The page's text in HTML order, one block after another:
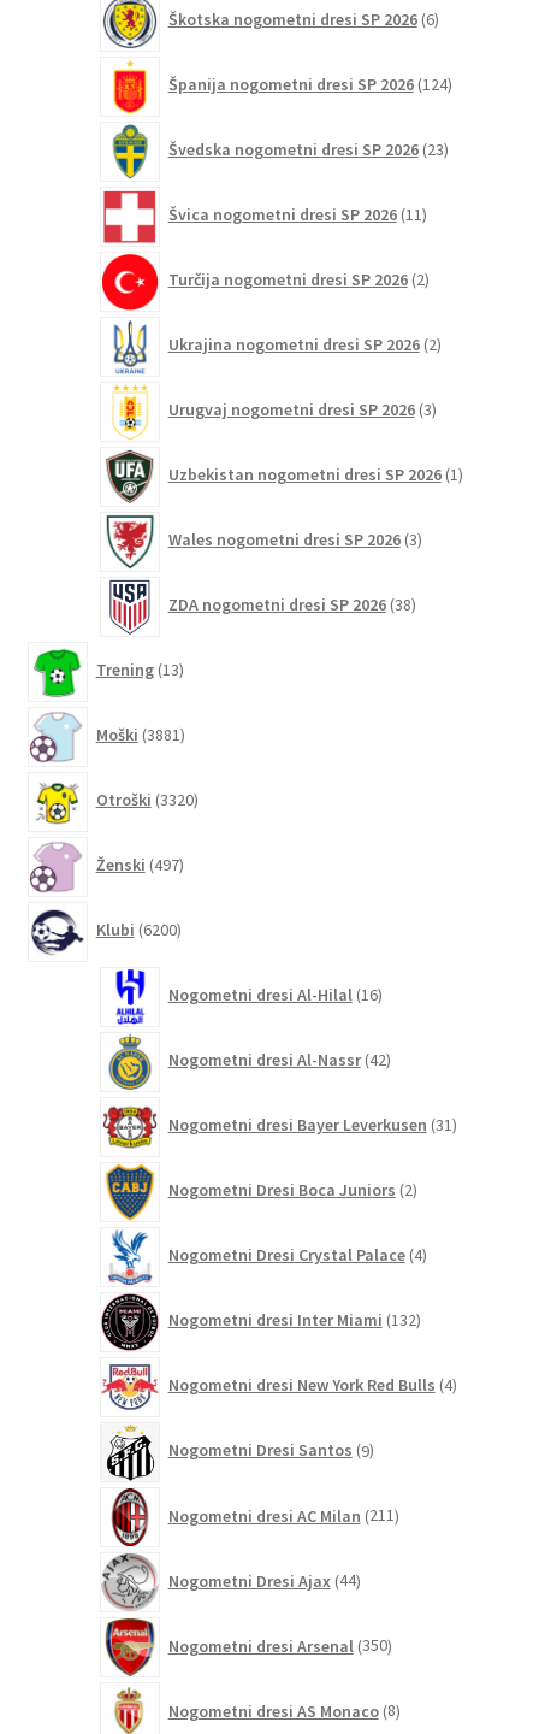
Škotska nogometni dresi SP 2026 6izdelkov
Španija nogometni dresi SP 2026 124izdelkov
Švedska nogometni dresi SP 2026 23izdelkov
Švica nogometni dresi SP 2026 11izdelkov
Turčija nogometni dresi SP 2026 2izdelka
Ukrajina nogometni dresi SP 2026 2izdelka
Urugvaj nogometni dresi SP 2026 3izdelki
Uzbekistan nogometni dresi SP 2026 1izdelek
Wales nogometni dresi SP 2026 3izdelki
ZDA nogometni dresi SP 2026 38izdelkov
Trening 13izdelkov
Moški 3881izdelkov
Otroški 3320izdelkov
Ženski 497izdelkov
Klubi 6200izdelkov
Nogometni dresi Al-Hilal 16izdelkov
Nogometni dresi Al-Nassr 42izdelkov
Nogometni dresi Bayer Leverkusen 31izdelkov
Nogometni Dresi Boca Juniors 2izdelka
Nogometni Dresi Crystal Palace 4izdelki
Nogometni dresi Inter Miami 132izdelkov
Nogometni dresi New York Red Bulls 4izdelki
Nogometni Dresi Santos 9izdelkov
Nogometni dresi AC Milan 211izdelkov
Nogometni Dresi Ajax 44izdelkov
Nogometni dresi Arsenal 350izdelkov
Nogometni dresi AS Monaco 8izdelkov